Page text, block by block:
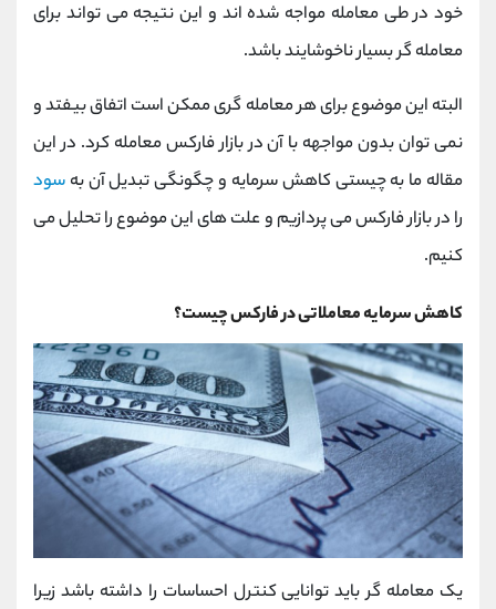
خود در طی معامله مواجه شده اند و این نتیجه می تواند برای
معامله گر بسیار ناخوشایند باشد.
البته این موضوع برای هر معامله گری ممکن است اتفاق بیفتد و
نمی توان بدون مواجهه با آن در بازار فارکس معامله کرد. در این
مقاله ما به چیستی کاهش سرمایه و چگونگی تبدیل آن به سود
را در بازار فارکس می پردازیم و علت های این موضوع را تحلیل می
کنیم.
کاهش سرمایه معاملاتی در فارکس چیست؟
یک معامله گر باید توانایی کنترل احساسات را داشته باشد زیرا